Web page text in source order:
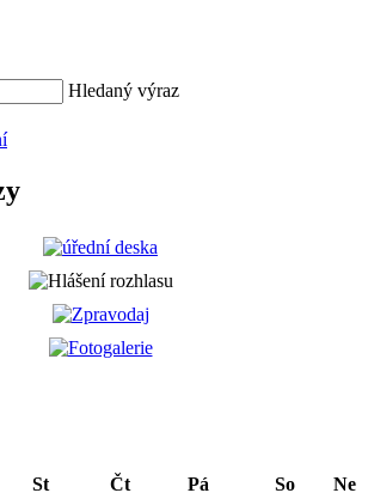
Hledaný výraz
St Čt Pá So
Ne